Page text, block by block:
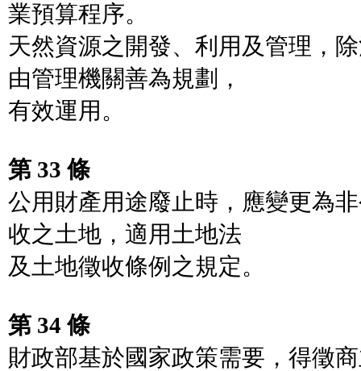
業預算程序。
天然資源之開發、利用及管理，
由管理機關善為規劃，
有效運用。
第 33 條
公用財產用途廢止時，應變更為
收之土地，適用土地法
及土地徵收條例之規定。
第 34 條
財政部基於國家政策需要，得徵